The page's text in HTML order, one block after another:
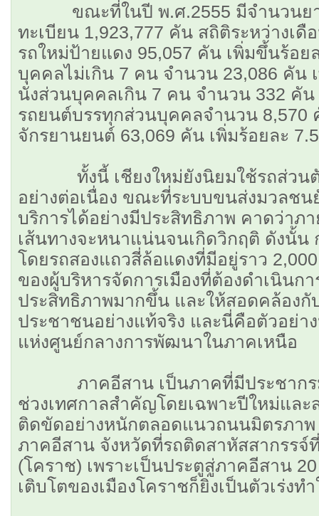
ขณะที่ในปี พ.ศ.2555 มีจำนวนยา
ทะเบียน 1,923,777 คัน สถิติระหว่างเ
รถใหม่ป้ายแดง 95,057 คัน เพิ่มขึ้นร้อย
บุคคลไม่เกิน 7 คน จำนวน 23,086 คัน
นั่งส่วนบุคคลเกิน 7 คน จำนวน 332 คัน
รถยนต์บรรทุกส่วนบุคคลจำนวน 8,570
จักรยานยนต์ 63,069 คัน เพิ่มร้อยละ
ทั้งนี้ เชียงใหม่ยังนิยมใช้รถส่วนตั
อย่างต่อเนื่อง ขณะที่ระบบขนส่งมวลชน
บริการได้อย่างมีประสิทธิภาพ คาดว่าภ
เส้นทางจะหนาแน่นจนเกิดวิกฤติ ดังนั้น
โดยรถสองแถวสี่ล้อแดงที่มีอยู่ราว
ของผู้บริหารจัดการเมืองที่ต้องดำเนินก
ประสิทธิภาพมากขึ้น และให้สอดคล้องกั
ประชาชนอย่างแท้จริง และนี่คือตัวอย่า
แห่งศูนย์กลางการพัฒนาในภาคเหนือ
ภาคอีสาน เป็นภาคที่มีประชากรม
ช่วงเทศกาลสำคัญโดยเฉพาะปีใหม่และ
ติดขัดอย่างหนักตลอดแนวถนนมิตรภา
ภาคอีสาน จังหวัดที่รถติดสาหัสสากรร
(โคราช) เพราะเป็นประตูสู่ภาคอีสาน
เติบโตของเมืองโคราชก็ยิ่งเป็นตัวเร่ง